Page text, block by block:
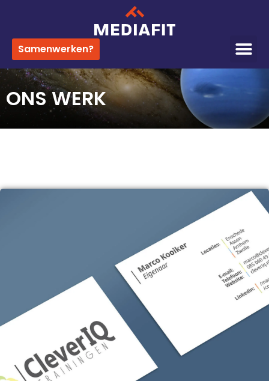
Samenwerken?
ONS WERK